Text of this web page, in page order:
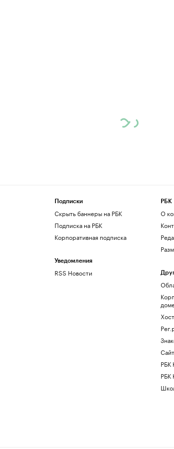
Подписки
Скрыть баннеры на РБК
Подписка на РБК
Корпоративная подписка
Уведомления
RSS Новости
РБК
О
РБК
РБК